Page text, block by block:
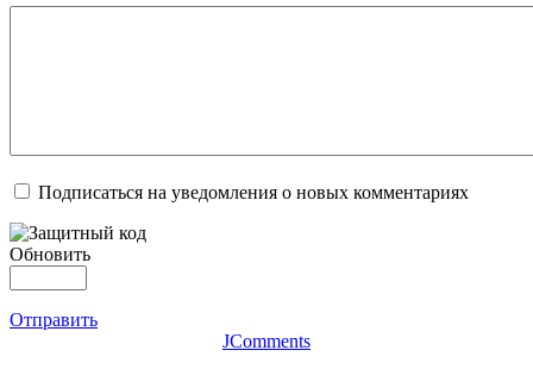
Подписаться на уведомления о новых комментариях
Обновить
Отправить
JComments